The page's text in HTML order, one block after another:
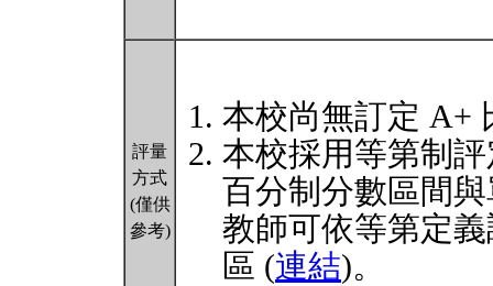
評量
方式
(僅供
參考)
本校尚無訂定 A+
本校採用等第制
百分制分數區間
教師可依等第定
區 (連結)。